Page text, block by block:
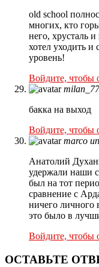
old school
многих, кто
него, хрусталь
хотел уходить и
уровень!
Войдите, чтобы
milan_77
бакка на выход
Войдите, чтобы
marco
Анатолий
удержали наши
был на тот
сравнение с
ничего личного
это было в
Войдите, чтобы
ОСТАВЬТЕ